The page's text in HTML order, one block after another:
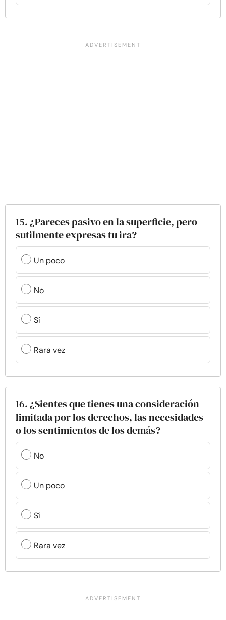
15. ¿Pareces pasivo en la superficie, pero
sutilmente expresas tu ira?
Un poco
No
Sí
Rara vez
16. ¿Sientes que tienes una consideración
limitada por los derechos, las necesidades
o los sentimientos de los demás?
No
Un poco
Sí
Rara vez